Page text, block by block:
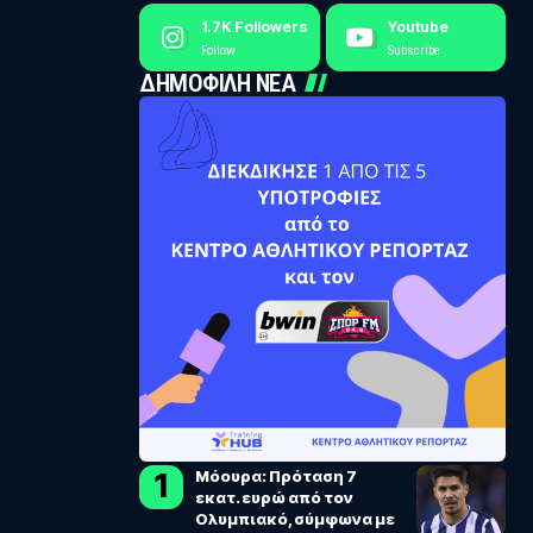
1.7K Followers
Follow
Youtube
Subscribe
ΔΗΜΟΦΙΛΗ ΝΕΑ
Μόουρα: Πρόταση 7
εκατ. ευρώ από τον
Ολυμπιακό, σύμφωνα με